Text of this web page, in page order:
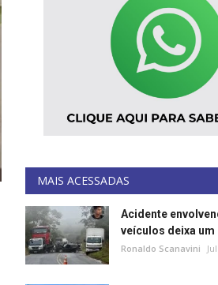
MAIS ACESSADAS
Acidente
veículos deixa um
Ronaldo Scanavini